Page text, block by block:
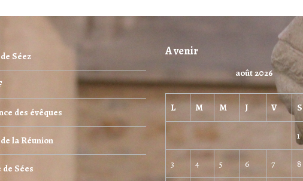
Séez
des évêques
la Réunion
Sées
A venir
août 2026
L M M J V S
1
3 4 5 6 7 8